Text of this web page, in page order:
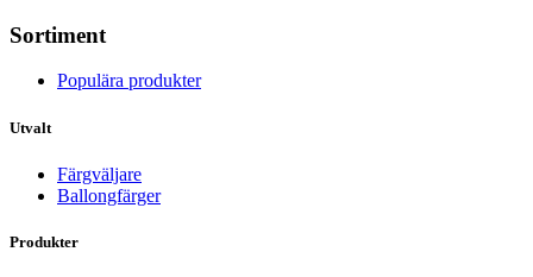
Sortiment
Populära produkter
Utvalt
Färgväljare
Ballongfärger
Produkter